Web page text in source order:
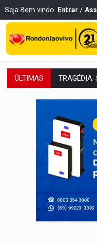
Seja Bem vindo. Entrar /
ÚLTIMAS
DEEPFAKE:
URGENTE:
ENCONTRO:
PREVISÃO: